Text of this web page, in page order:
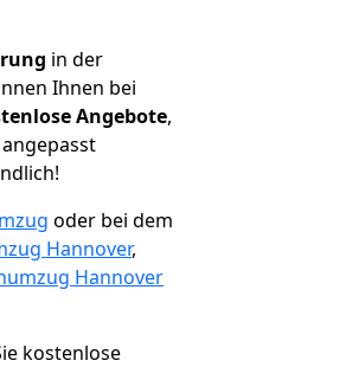
in der
Ihnen bei
Angebote,
oder bei dem
Hannover,
Hannover
kostenlose